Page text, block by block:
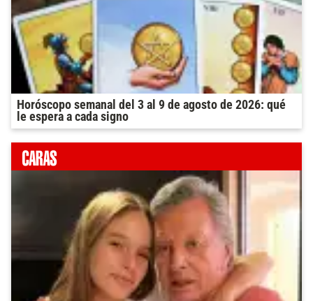
Horóscopo semanal del 3 al 9 de agosto de 2026: qué
le espera a cada signo